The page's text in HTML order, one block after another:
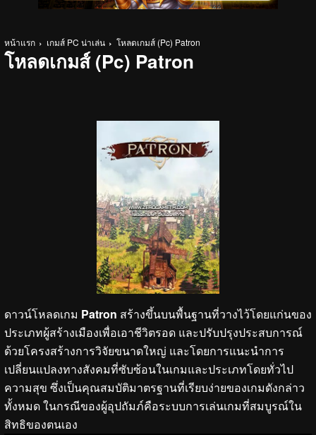
หน้าแรก เกมส์ PC น่าเล่น โหลดเกมส์ (Pc) Patron
โหลดเกมส์ (Pc) Patron
ดาวน์โหลดเกม Patron สร้างขึ้นบนพื้นฐานที่วางไว้โดยแก่นของ
ประเภทผู้สร้างเมืองเพื่อเอาชีวิตรอด และปรับปรุงประสบการณ์
ด้วยโครงสร้างการวิจัยขนาดใหญ่ และโดยการแนะนำการ
เปลี่ยนแปลงทางสังคมที่ซับซ้อนในเกมและประเภทโดยทั่วไป
ความสุข ซึ่งเป็นคุณสมบัติมาตรฐานที่เรียบง่ายของเกมดังกล่าว
ทั้งหมด ในกรณีของผู้อุปถัมภ์คือระบบการเล่นเกมที่สมบูรณ์ใน
สิทธิของตนเอง